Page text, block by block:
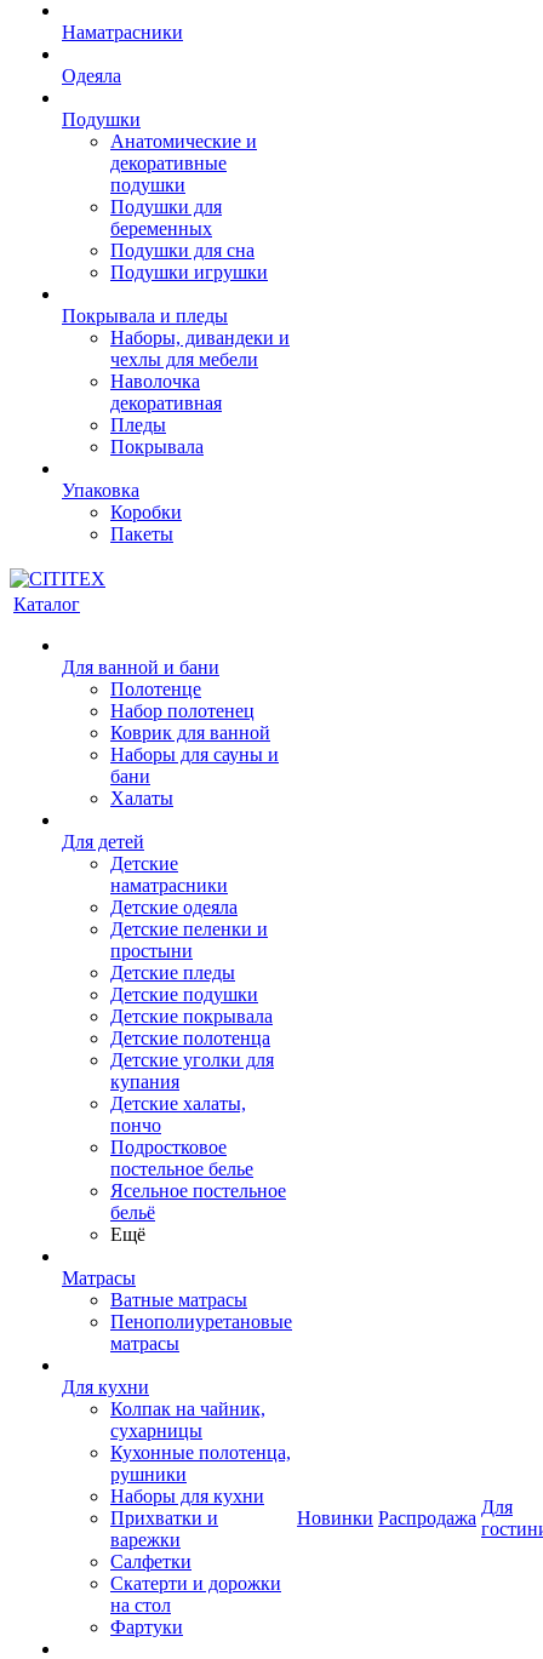
Наматрасники
Одеяла
Подушки
Анатомические и
декоративные
подушки
Подушки для
беременных
Подушки для сна
Подушки игрушки
Покрывала и пледы
Наборы, дивандеки и
чехлы для мебели
Наволочка
декоративная
Пледы
Покрывала
Упаковка
Коробки
Пакеты
Каталог
Для ванной и бани
Полотенце
Набор полотенец
Коврик для ванной
Наборы для сауны и
бани
Халаты
Для детей
Детские
наматрасники
Детские одеяла
Детские пеленки и
простыни
Детские пледы
Детские подушки
Детские покрывала
Детские полотенца
Детские уголки для
купания
Детские халаты,
пончо
Подростковое
постельное белье
Ясельное постельное
бельё
Ещё
Матрасы
Ватные матрасы
Пенополиуретановые
матрасы
Для кухни
Колпак на чайник,
сухарницы
Кухонные полотенца,
рушники
Наборы для кухни
Прихватки и
варежки
Салфетки
Скатерти и дорожки
на стол
Фартуки
Новинки Распродажа
Для